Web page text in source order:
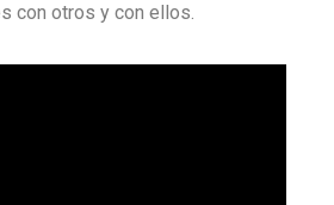
con otros y con ellos.